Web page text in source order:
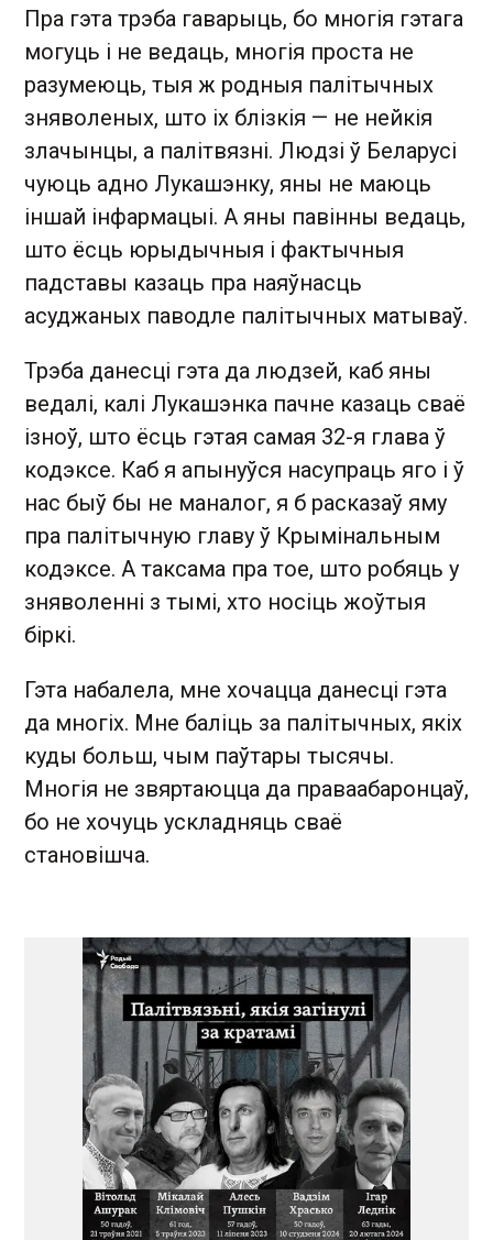
Пра гэта трэба гаварыць, бо многія гэтага
могуць і не ведаць, многія проста не
разумеюць, тыя ж родныя палітычных
зняволеных, што іх блізкія — не нейкія
злачынцы, а палітвязні. Людзі ў Беларусі
чуюць адно Лукашэнку, яны не маюць
іншай інфармацыі. А яны павінны ведаць,
што ёсць юрыдычныя і фактычныя
падставы казаць пра наяўнасць
асуджаных паводле палітычных матываў.
Трэба данесці гэта да людзей, каб яны
ведалі, калі Лукашэнка пачне казаць сваё
ізноў, што ёсць гэтая самая 32-я глава ў
кодэксе. Каб я апынуўся насупраць яго і ў
нас быў бы не маналог, я б расказаў яму
пра палітычную главу ў Крымінальным
кодэксе. А таксама пра тое, што робяць у
зняволенні з тымі, хто носіць жоўтыя
біркі.
Гэта набалела, мне хочацца данесці гэта
да многіх. Мне баліць за палітычных, якіх
куды больш, чым паўтары тысячы.
Многія не звяртаюцца да праваабаронцаў,
бо не хочуць ускладняць сваё
становішча.